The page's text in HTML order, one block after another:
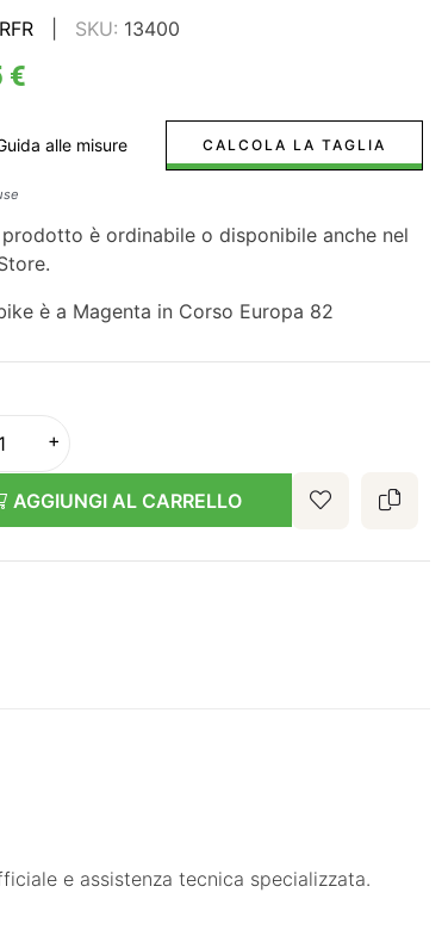
RFR SKU: 13400
€
alle misure CALCOLA LA TAGLIA
è ordinabile o disponibile anche nel
è a Magenta in Corso Europa 82
AGGIUNGI AL CARRELLO
e assistenza tecnica specializzata.